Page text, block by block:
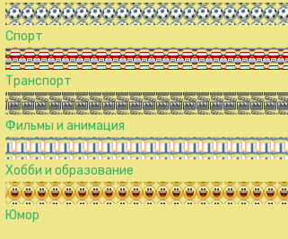
Спорт
Транспорт
Фильмы и анимация
Хобби и образование
Юмор